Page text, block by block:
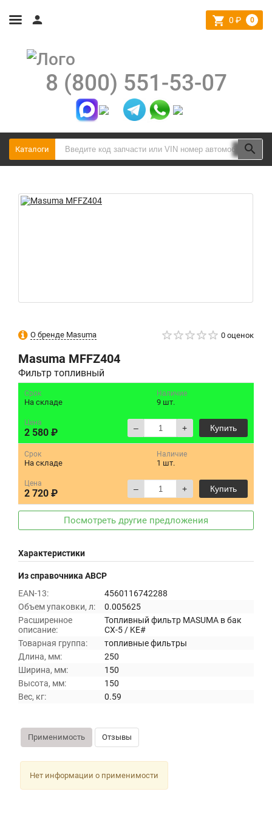
0 ₽ 0
8 (800) 551-53-07
Каталоги
О бренде Masuma 0 оценок
Masuma MFFZ404
Фильтр топливный
Срок
На складе
Наличие
9 шт.
Цена
2 580 ₽ – + Купить
Срок
На складе
Наличие
1 шт.
Цена
2 720 ₽ – + Купить
Посмотреть другие предложения
Характеристики
Из справочника ABCP
EAN-13:
4560116742288
Объем упаковки, л:
0.005625
Расширенное
описание:
Топливный фильтр MASUMA в бак
CX-5 / KE#
Товарная группа:
топливные фильтры
Длина, мм:
250
Ширина, мм:
150
Высота, мм:
150
Вес, кг:
0.59
Применимость Отзывы
Нет информации о применимости